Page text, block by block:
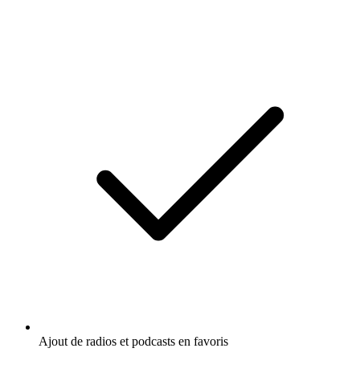
Ajout de radios et podcasts en favoris